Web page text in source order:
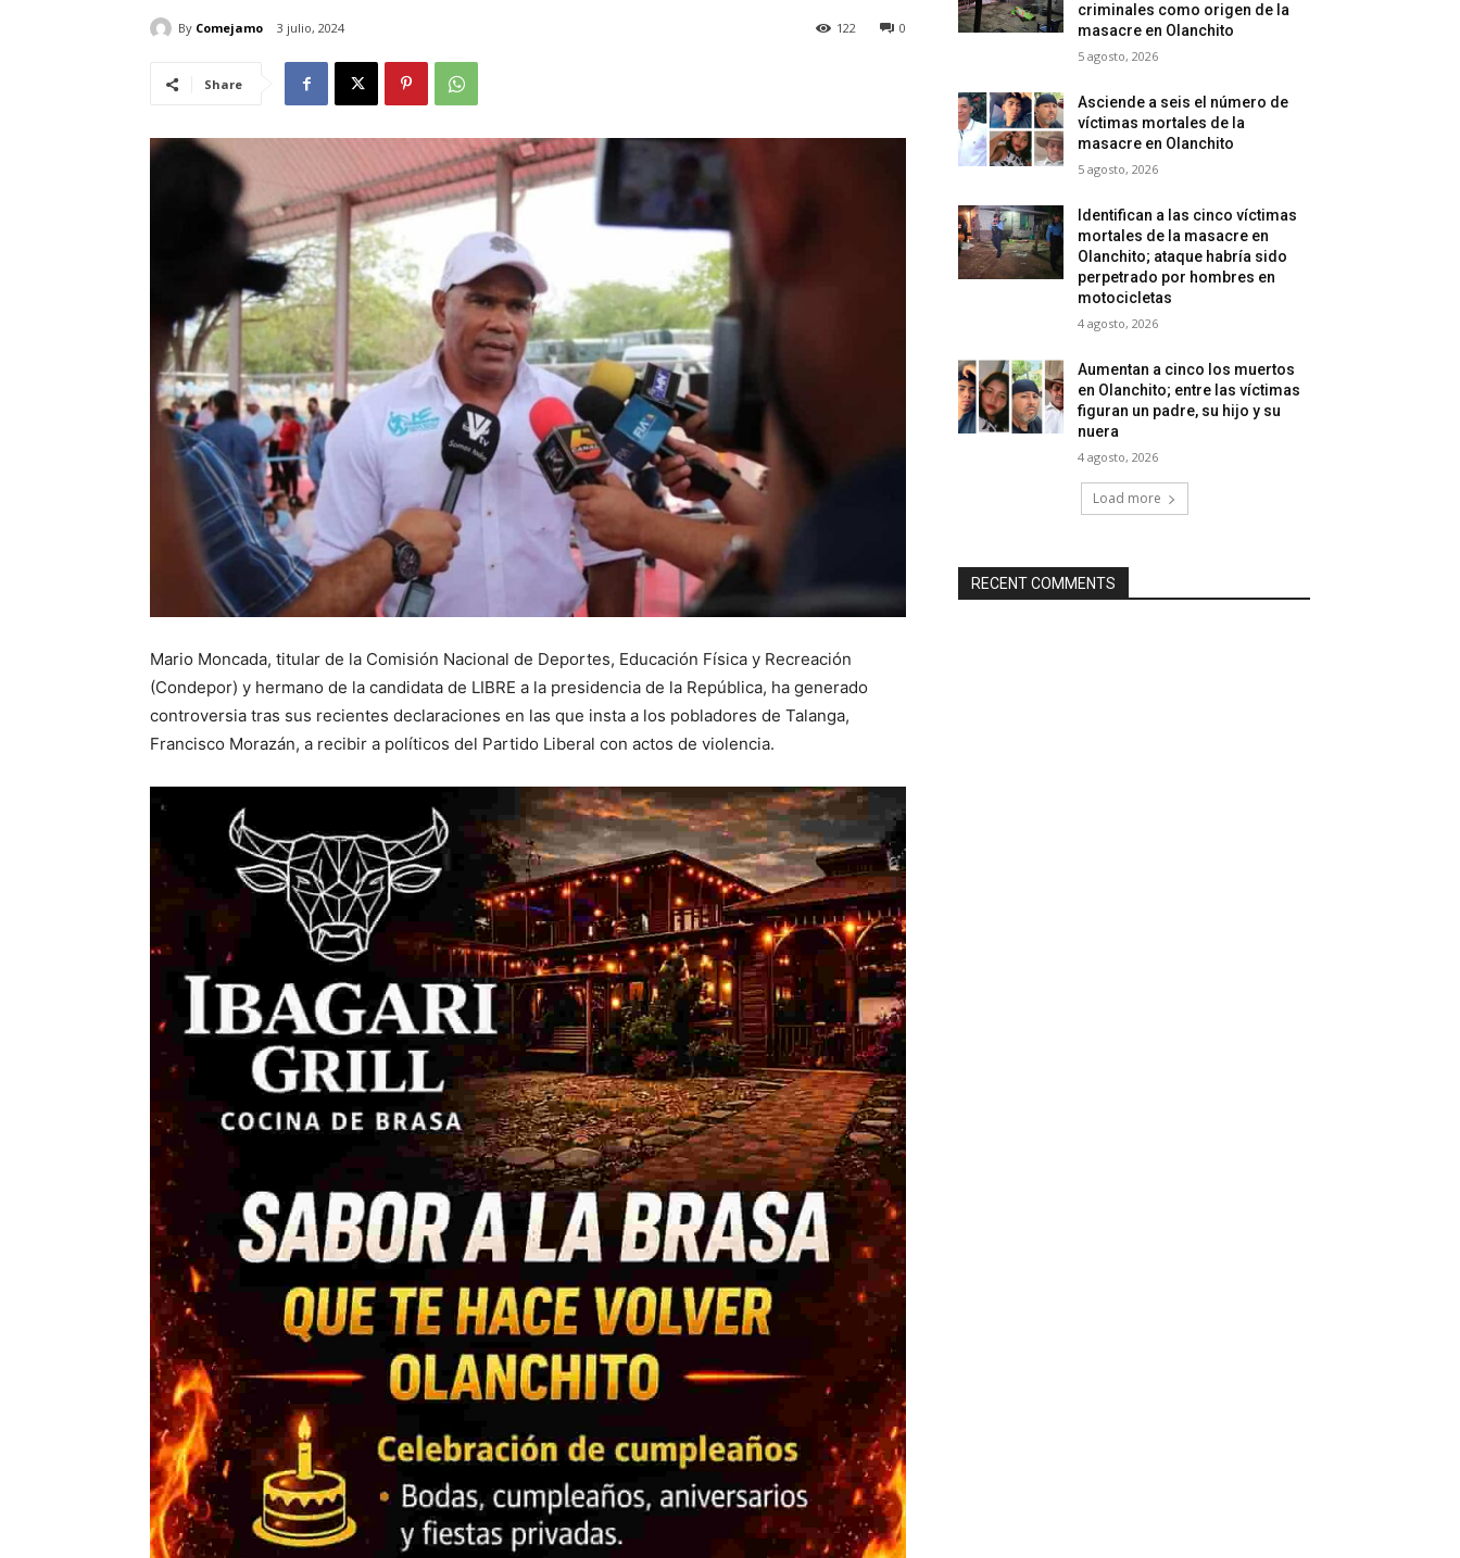
By Comejamo 3 julio, 2024 0
122
Share
Mario Moncada, titular de la Comisión Nacional de Deportes, Educación Física y Recreación
(Condepor) y hermano de la candidata de LIBRE a la presidencia de la República, ha generado
controversia tras sus recientes declaraciones en las que insta a los pobladores de Talanga,
Francisco Morazán, a recibir a políticos del Partido Liberal con actos de violencia.
criminales como origen de la
masacre en Olanchito
5 agosto, 2026
Asciende a seis el número de
víctimas mortales de la
masacre en Olanchito
5 agosto, 2026
Identifican a las cinco víctimas
mortales de la masacre en
Olanchito; ataque habría sido
perpetrado por hombres en
motocicletas
4 agosto, 2026
Aumentan a cinco los muertos
en Olanchito; entre las víctimas
figuran un padre, su hijo y su
nuera
4 agosto, 2026
Load more
RECENT COMMENTS